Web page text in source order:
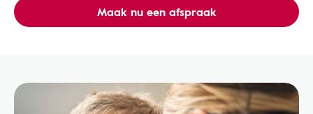
Maak nu een afspraak